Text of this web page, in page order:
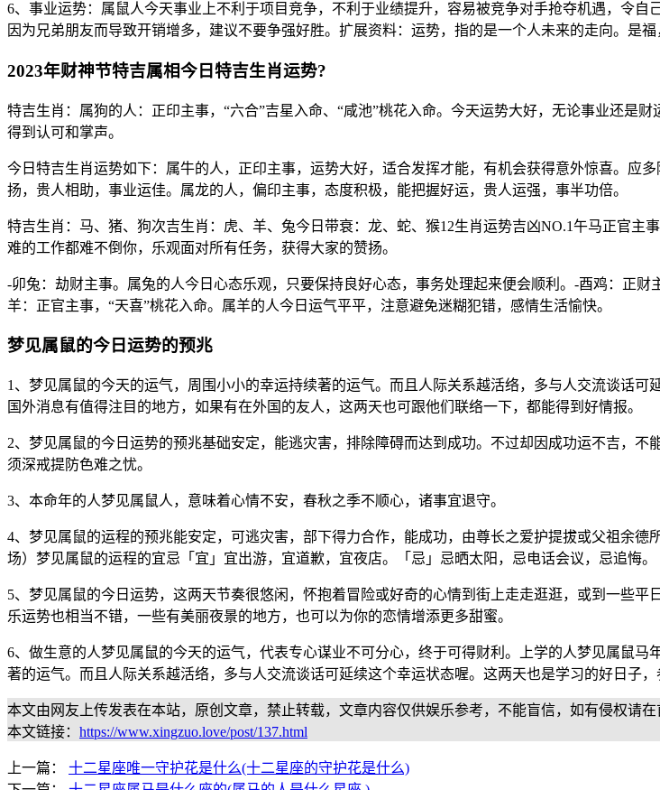
6、事业运势：属鼠人今天事业上不利于项目竞争，不利于业绩提升，容易被竞争对手抢夺机遇，令
因为兄弟朋友而导致开销增多，建议不要争强好胜。扩展资料：运势，指的是一个人未来的走向。是
2023年财神节特吉属相今日特吉生肖运势?
特吉生肖：属狗的人：正印主事，“六合”吉星入命、“咸池”桃花入命。今天运势大好，无论事业还是
得到认可和掌声。
今日特吉生肖运势如下：属牛的人，正印主事，运势大好，适合发挥才能，有机会获得意外惊喜。应
扬，贵人相助，事业运佳。属龙的人，偏印主事，态度积极，能把握好运，贵人运强，事半功倍。
特吉生肖：马、猪、狗次吉生肖：虎、羊、兔今日带衰：龙、蛇、猴12生肖运势吉凶NO.1午马正官主
难的工作都难不倒你，乐观面对所有任务，获得大家的赞扬。
-卯兔：劫财主事。属兔的人今日心态乐观，只要保持良好心态，事务处理起来便会顺利。-酉鸡：正
羊：正官主事，“天喜”桃花入命。属羊的人今日运气平平，注意避免迷糊犯错，感情生活愉快。
梦见属鼠的今日运势的预兆
1、梦见属鼠的今天的运气，周围小小的幸运持续著的运气。而且人际关系越活络，多与人交流谈话
国外消息有值得注目的地方，如果有在外国的友人，这两天也可跟他们联络一下，都能得到好情报。
2、梦见属鼠的今日运势的预兆基础安定，能逃灾害，排除障碍而达到成功。不过却因成功运不吉，
须深戒提防色难之忧。
3、本命年的人梦见属鼠人，意味着心情不安，春秋之季不顺心，诸事宜退守。
4、梦见属鼠的运程的预兆能安定，可逃灾害，部下得力合作，能成功，由尊长之爱护提拔或父祖余
场）梦见属鼠的运程的宜忌「宜」宜出游，宜道歉，宜夜店。「忌」忌晒太阳，忌电话会议，忌追悔。
5、梦见属鼠的今日运势，这两天节奏很悠闲，怀抱着冒险或好奇的心情到街上走走逛逛，或到一些
乐运势也相当不错，一些有美丽夜景的地方，也可以为你的恋情增添更多甜蜜。
6、做生意的人梦见属鼠的今天的运气，代表专心谋业不可分心，终于可得财利。上学的人梦见属鼠
著的运气。而且人际关系越活络，多与人交流谈话可延续这个幸运状态喔。这两天也是学习的好日子，
本文由网友上传发表在本站，原创文章，禁止转载，文章内容仅供娱乐参考，不能盲信，如有侵权请在
本文链接： https://www.xingzuo.love/post/137.html
上一篇： 十二星座唯一守护花是什么(十二星座的守护花是什么)